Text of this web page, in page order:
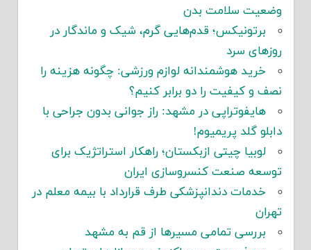
وضعیت سلامت بدن
برتونیکس؛ قدم‌هایی گرم، شیک و ماندگار در
روزهای سرد
خرید هوشمندانه لوازم ورزشی: چگونه هزینه را
نصف و کیفیت را دو برابر کنیم؟
هایفوتراپی در مشهد: راز جوانی بدون جراحی با
دابلو گلد پریمیوم!
لوبیا چیتی ازبکستان؛ راهکار استراتژیک برای
توسعه صنعت کنسروسازی ایران
خدمات دندانپزشکی طرف قرارداد با بیمه معلم در
تهران
بررسی تمامی مسیرها از قم به مشهد